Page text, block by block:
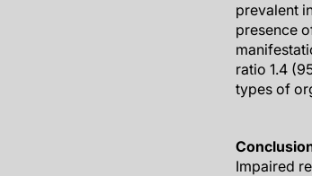
prevalent
presence
ratio 1.4
types of
Impaired